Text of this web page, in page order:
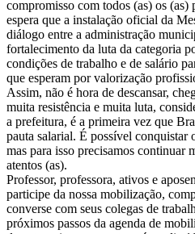
compromisso com todos (as) os (as)
espera que a instalação oficial da
diálogo entre a administração
fortalecimento da luta da categoria
condições de trabalho e de salário
que esperam por valorização
Assim, não é hora de descansar,
muita resistência e muita luta,
a prefeitura, é a primeira vez que
pauta salarial. É possível conquistar
mas para isso precisamos continuar
atentos (as).
Professor, professora, ativos e
participe da nossa mobilização,
converse com seus colegas de
próximos passos da agenda de